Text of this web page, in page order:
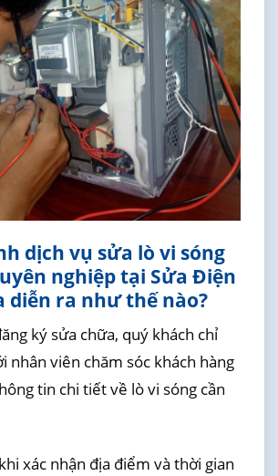
dịch vụ sửa lò vi sóng
nghiệp tại Sửa Điện
diễn ra như thế nào?
ký sửa chữa, quý khách chỉ
nhân viên chăm sóc khách hàng
tin chi tiết về lò vi sóng cần
xác nhận địa điểm và thời gian